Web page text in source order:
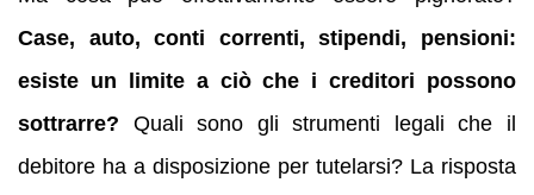
Case, auto, conti correnti, stipendi, pensioni:
esiste un limite a ciò che i creditori possono
sottrarre? Quali sono gli strumenti legali che il
debitore ha a disposizione per tutelarsi? La risposta